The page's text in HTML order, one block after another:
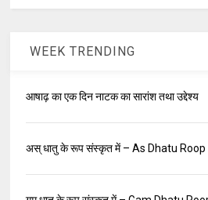
WEEK TRENDING
आषाढ़ का एक दिन नाटक का सारांश तथा उद्देश्य
अस् धातु के रूप संस्कृत में – As Dhatu